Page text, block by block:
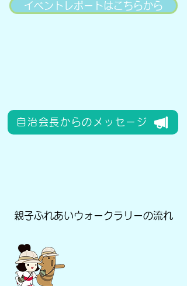
イベントレポートはこちらから
​親子ふれあいウォークラリーの流れ
自治会長からのメッセージ